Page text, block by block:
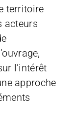
territoire
acteurs
l’intérêt
approche